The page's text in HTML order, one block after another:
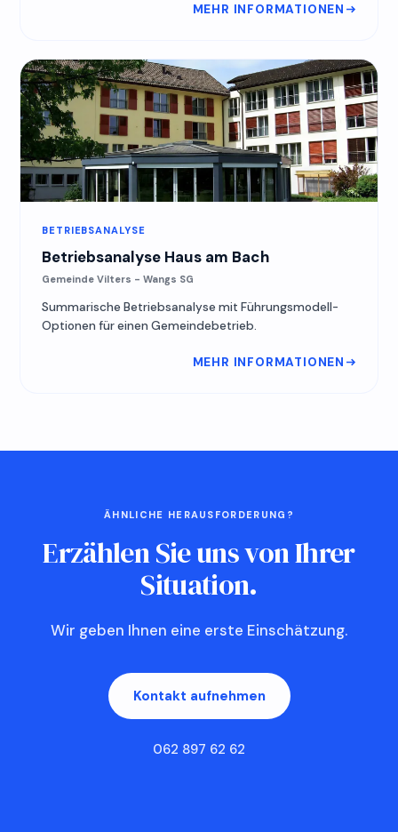
MEHR INFORMATIONEN
BETRIEBSANALYSE
Betriebsanalyse Haus am Bach
Gemeinde Vilters - Wangs SG
Summarische Betriebsanalyse mit Führungsmodell-
Optionen für einen Gemeindebetrieb.
MEHR INFORMATIONEN
ÄHNLICHE HERAUSFORDERUNG?
Erzählen Sie uns von Ihrer
Situation.
Wir geben Ihnen eine erste Einschätzung.
Kontakt aufnehmen
062 897 62 62